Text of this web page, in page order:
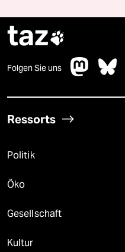
taz
Folgen Sie uns
Ressorts
Politik
Öko
Gesellschaft
Kultur